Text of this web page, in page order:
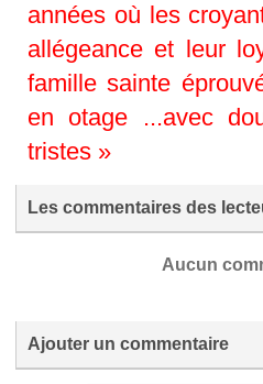
années où les
allégeance et leur
famille sainte
en otage ...avec
tristes »
Les commentaires des
Aucun
Ajouter un commentaire